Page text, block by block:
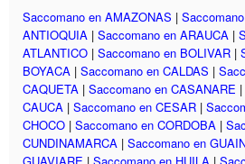
Saccomano en AMAZONAS |
ANTIOQUIA | Saccomano en ARAUCA |
ATLANTICO | Saccomano en BOLIVAR |
BOYACA | Saccomano en CALDAS |
CAQUETA | Saccomano en CASANARE |
CAUCA | Saccomano en CESAR |
CHOCO | Saccomano en CORDOBA |
CUNDINAMARCA | Saccomano en